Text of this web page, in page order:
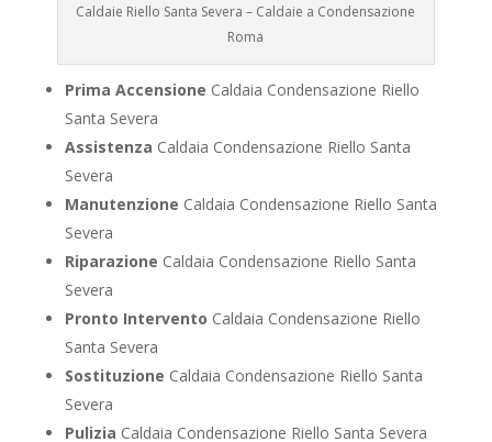
Caldaie Riello Santa Severa – Caldaie a Condensazione
Roma
Prima Accensione Caldaia Condensazione Riello
Santa Severa
Assistenza Caldaia Condensazione Riello Santa
Severa
Manutenzione Caldaia Condensazione Riello Santa
Severa
Riparazione Caldaia Condensazione Riello Santa
Severa
Pronto Intervento Caldaia Condensazione Riello
Santa Severa
Sostituzione Caldaia Condensazione Riello Santa
Severa
Pulizia Caldaia Condensazione Riello Santa Severa